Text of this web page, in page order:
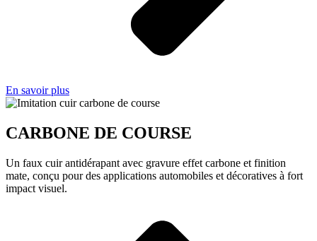
En savoir plus
CARBONE DE COURSE
Un faux cuir antidérapant avec gravure effet carbone et finition
mate, conçu pour des applications automobiles et décoratives à fort
impact visuel.